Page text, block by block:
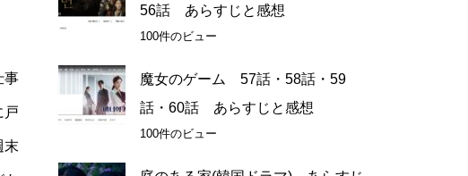
事
戸
末
56話 あらすじと感想
100件のビュー
魔女のゲーム 57話・58話・59
話・60話 あらすじと感想
100件のビュー